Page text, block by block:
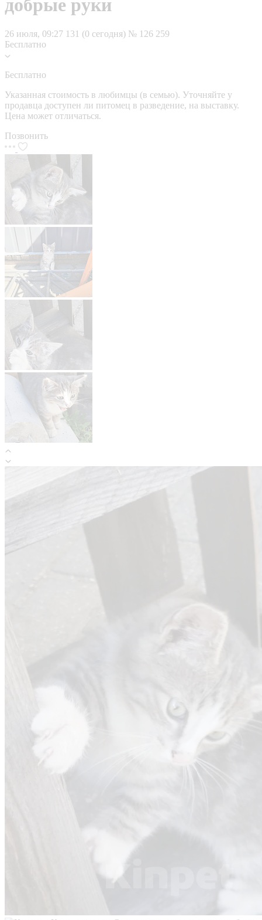
добрые руки
26 июля, 09:27 131 (0 сегодня) № 126 259
Бесплатно
Бесплатно
Указанная стоимость в любимцы (в семью). Уточняйте у
продавца доступен ли питомец в разведение, на выставку.
Цена может отличаться.
Позвонить